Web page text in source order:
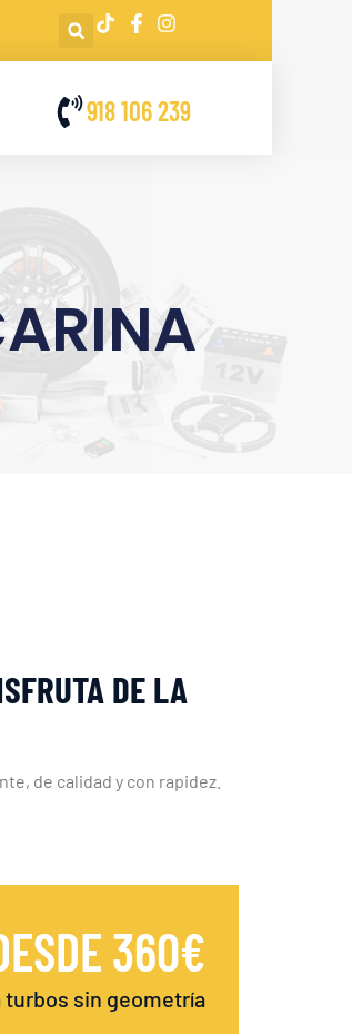
918 106 239
DE LA
de calidad y con rapidez.
360€
turbos sin geometría